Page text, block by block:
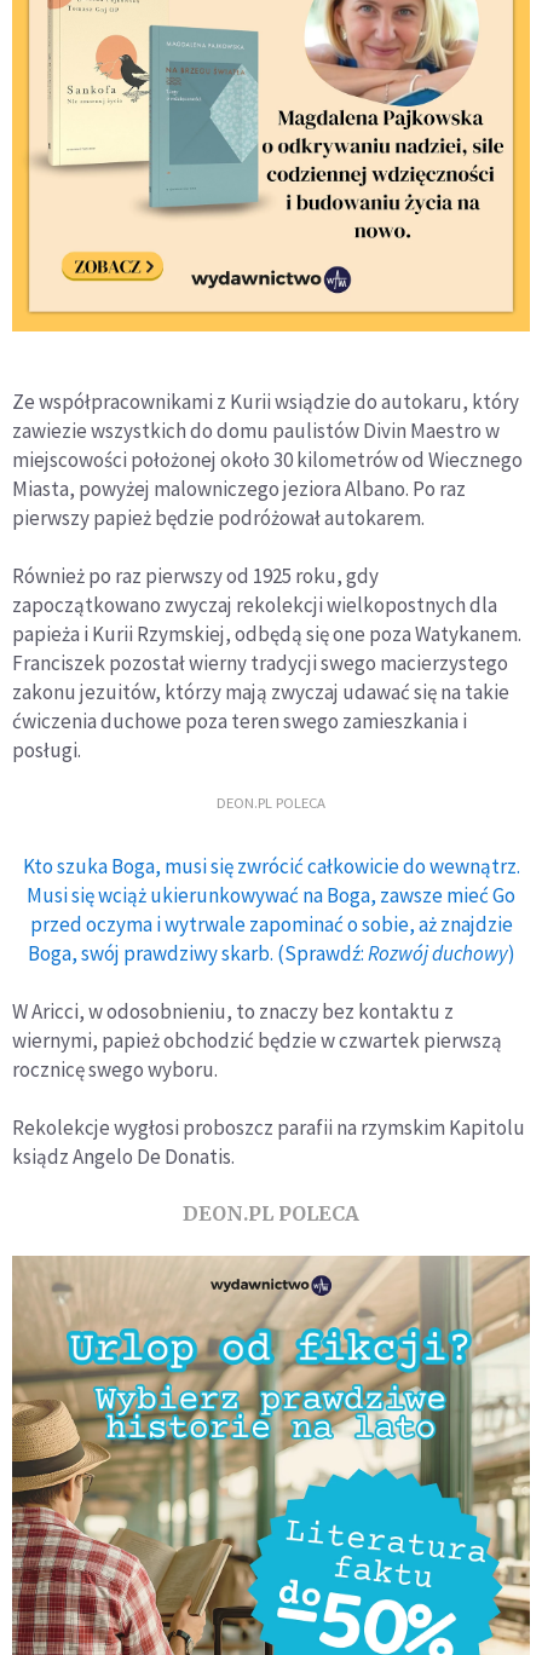
Ze współpracownikami z Kurii wsiądzie do autokaru, który
zawiezie wszystkich do domu paulistów Divin Maestro w
miejscowości położonej około 30 kilometrów od Wiecznego
Miasta, powyżej malowniczego jeziora Albano. Po raz
pierwszy papież będzie podróżował autokarem.
Również po raz pierwszy od 1925 roku, gdy
zapoczątkowano zwyczaj rekolekcji wielkopostnych dla
papieża i Kurii Rzymskiej, odbędą się one poza Watykanem.
Franciszek pozostał wierny tradycji swego macierzystego
zakonu jezuitów, którzy mają zwyczaj udawać się na takie
ćwiczenia duchowe poza teren swego zamieszkania i
posługi.
DEON.PL POLECA
Kto szuka Boga, musi się zwrócić całkowicie do wewnątrz.
Musi się wciąż ukierunkowywać na Boga, zawsze mieć Go
przed oczyma i wytrwale zapominać o sobie, aż znajdzie
Boga, swój prawdziwy skarb. (Sprawdź:Rozwój duchowy)
W Aricci, w odosobnieniu, to znaczy bez kontaktu z
wiernymi, papież obchodzić będzie w czwartek pierwszą
rocznicę swego wyboru.
Rekolekcje wygłosi proboszcz parafii na rzymskim Kapitolu
ksiądz Angelo De Donatis.
DEON.PL POLECA